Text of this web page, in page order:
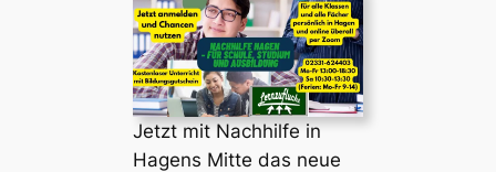
Jetzt mit Nachhilfe in
Hagens Mitte das neue